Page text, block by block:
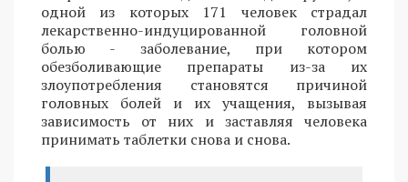
одной из которых 171 человек страдал
лекарственно-индуцированной головной
болью - заболевание, при котором
обезболивающие препараты из-за их
злоупотребления становятся причиной
головных болей и их учащения, вызывая
зависимость от них и заставляя человека
принимать таблетки снова и снова.